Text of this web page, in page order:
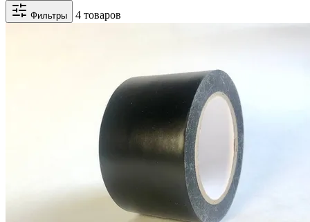
Фильтры 4 товаров